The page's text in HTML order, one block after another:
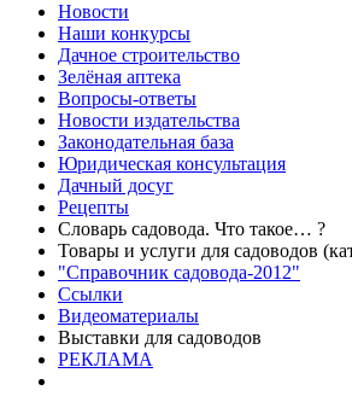
Новости
Наши конкурсы
Дачное строительство
Зелёная аптека
Вопросы-ответы
Новости издательства
Законодательная база
Юридическая консультация
Дачный досуг
Рецепты
Словарь садовода. Что такое… ?
Товары и услуги для садоводов
"Справочник садовода-2012"
Ссылки
Видеоматериалы
Выставки для садоводов
РЕКЛАМА